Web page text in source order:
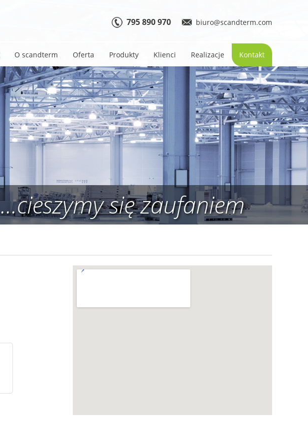
795 890 970 biuro@scandterm.com
O scandterm Oferta Produkty Klienci Realizacje Kontakt
...cieszymy się zaufaniem